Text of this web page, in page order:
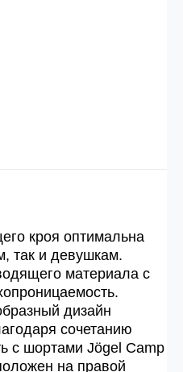
кроя оптимальна
так и девушкам.
материала с
дизайн
сочетанию
с шортами Jögel Camp
на правой